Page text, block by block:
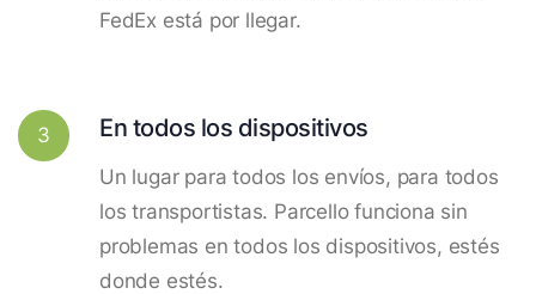
FedEx está por llegar.
3 En todos los dispositivos
Un lugar para todos los envíos, para todos
los transportistas. Parcello funciona sin
problemas en todos los dispositivos, estés
donde estés.